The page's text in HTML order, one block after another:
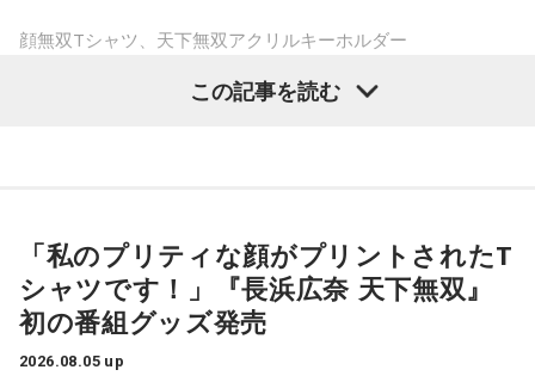
いスキルや資格への投資は、今日は情報収集にとどめておく
て。自分の中にある常識を疑ってみると、モヤモヤの正体に
気づけるかも。
【12位】射手座（いて座）
頑張りすぎに注意の日。仕事や頼まれごとを抱え込みすぎ
ている中、国はビックリするほど税金が入ってきているわけ
です。思ったより税収があるから、2026年だってプライマリ
長野「あくまでも予想。黒字化すると決まっているわけでは
ない」
佐藤「万が一、大きな出来事が起きたらね。たとえばこうし
顔無双Tシャツ、天下無双アクリルキーホルダー
ラインナップは、パーソナリティの長浜広奈の顔を大胆にプ
インパクトあるTシャツについて番組内で長浜は「私のプリテ
ィな顔がプリントされたTシャツです！」「長浜広奈が好きだ
ってことがモロバレするTシャツなのでご注意」と紹介。全6
この記事を読む
「私のプリティな顔がプリントされたT
シャツです！」『長浜広奈 天下無双』
初の番組グッズ発売
2026.08.05 up